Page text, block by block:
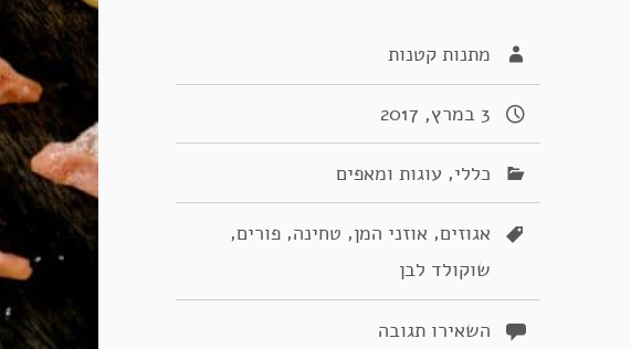
מתנות קטנות
3 במרץ, 2017
כללי, עוגות ומאפים
אגוזים, אוזני המן, טחינה, פורים,
שוקולד לבן
השאירו תגובה